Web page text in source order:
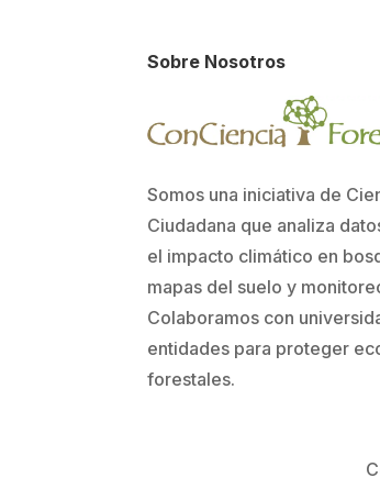
Sobre Nosotros
Somos una iniciativa de
Ciudadana que analiza
el impacto climático en
mapas del suelo y
Colaboramos con
entidades para proteger
forestales.